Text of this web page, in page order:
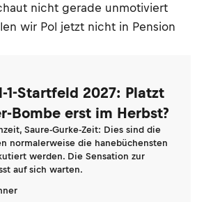
nicht gerade unmotiviert
wir Pol jetzt nicht in Pension
1-Startfeld 2027: Platzt
Bombe erst im Herbst?
Saure-Gurke-Zeit: Dies sind die
normalerweise die hanebüchensten
werden. Die Sensation zur
auf sich warten.